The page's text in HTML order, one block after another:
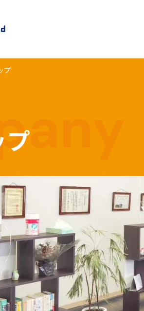
プ
プ